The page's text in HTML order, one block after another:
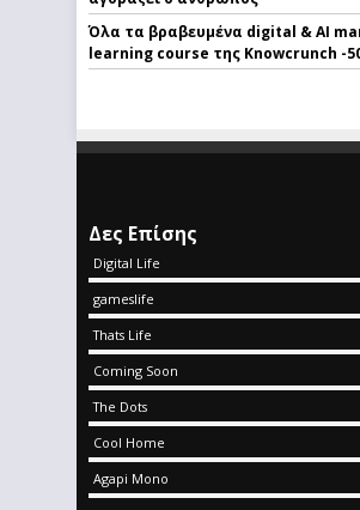
Όλα τα βραβευμένα digital & AI
learning course της Knowcrunch -
Δες Επίσης
Digital Life
gameslife
Thats Life
Coming Soon
The Dots
Cool Home
Agapi Mono